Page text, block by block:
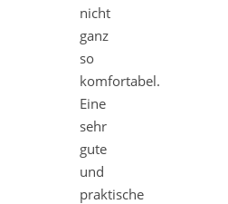
nicht
ganz
so
komfortabel.
Eine
sehr
gute
und
praktische